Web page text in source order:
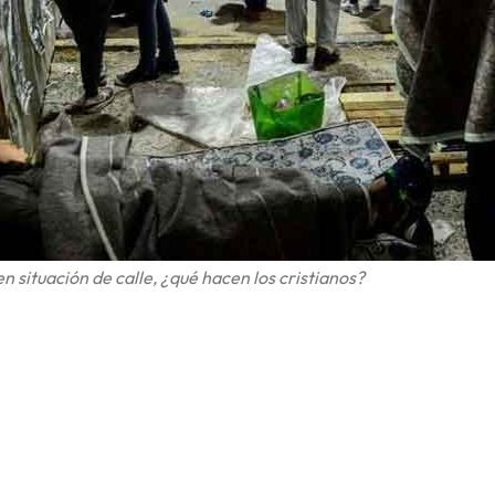
situación de calle, ¿qué hacen los cristianos?